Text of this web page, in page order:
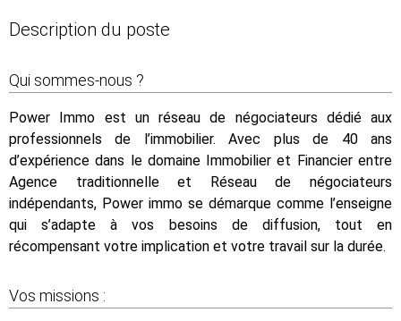
Description du poste
Qui sommes-nous ?
Power Immo est un réseau de négociateurs dédié aux
professionnels de l’immobilier. Avec plus de 40 ans
d’expérience dans le domaine Immobilier et Financier entre
Agence traditionnelle et Réseau de négociateurs
indépendants, Power immo se démarque comme l’enseigne
qui s’adapte à vos besoins de diffusion, tout en
récompensant votre implication et votre travail sur la durée.
Vos missions :